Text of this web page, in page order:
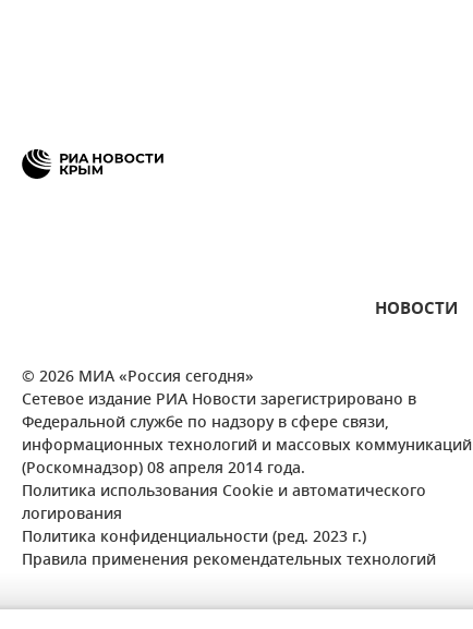
НОВОСТИ
© 2026 МИА «Россия сегодня»
Сетевое издание РИА Новости зарегистрировано в
Федеральной службе по надзору в сфере связи,
информационных технологий и массовых коммуникаций
(Роскомнадзор) 08 апреля 2014 года.
Политика использования Cookie и автоматического
логирования
Политика конфиденциальности (ред. 2023 г.)
Правила применения рекомендательных технологий